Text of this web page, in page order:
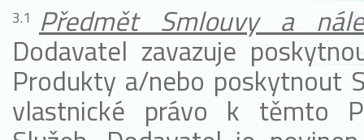
Předmět Smlouvy a
Dodavatel zavazuje
Produkty a/nebo poskytnout
vlastnické právo k těmto